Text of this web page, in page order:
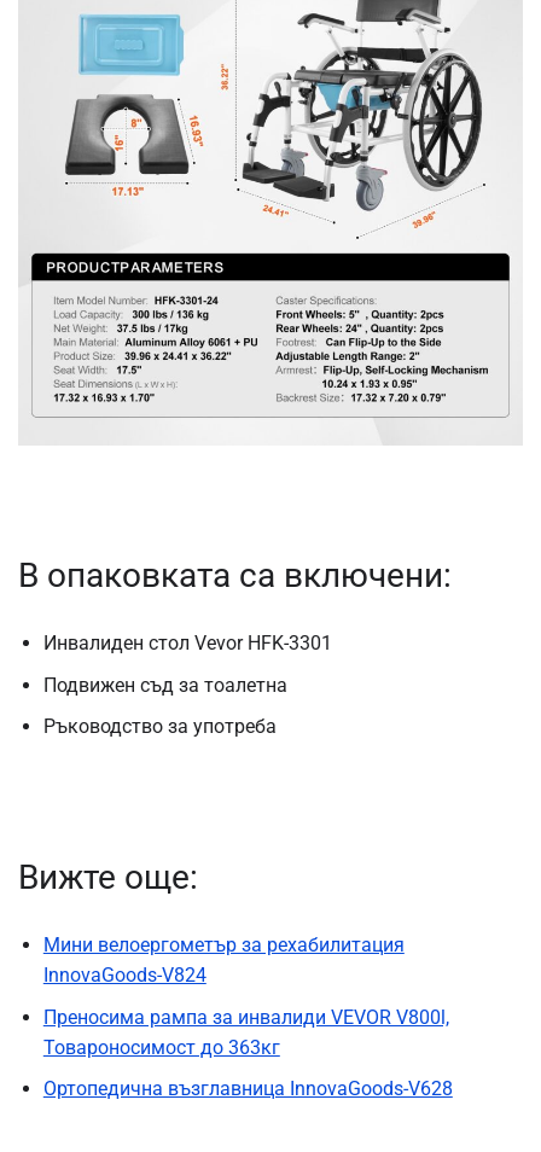
В опаковката са включени:
Инвалиден стол Vevor HFK-3301
Подвижен съд за тоалетна
Ръководство за употреба
Вижте още:
Мини велоергометър за рехабилитация
InnovaGoods-V824
Преносима рампа за инвалиди VEVOR V800l,
Товароносимост до 363кг
Ортопедична възглавница InnovaGoods-V628